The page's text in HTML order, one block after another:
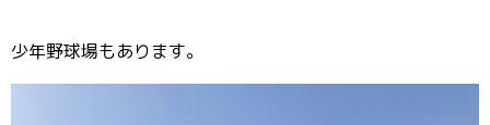
少年野球場もあります。